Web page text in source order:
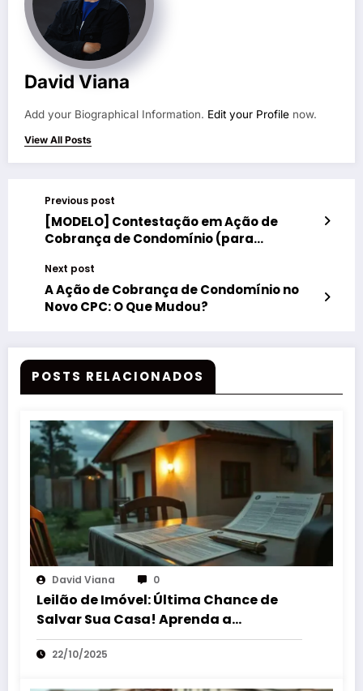
David Viana
Add your Biographical Information. Edit your Profile now.
View All Posts
Previous post
[MODELO] Contestação em Ação de
Cobrança de Condomínio (para
Next post
A Ação de Cobrança de Condomínio no
Novo CPC: O Que Mudou?
POSTS RELACIONADOS
David Viana 0
Leilão de Imóvel: Última Chance de
Salvar Sua Casa! Aprenda a
Suspender a Venda!
22/10/2025